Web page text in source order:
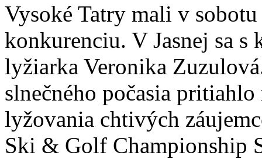
Vysoké Tatry mali v
konkurenciu. V Jasnej sa s
lyžiarka Veronika
slnečného počasia
lyžovania chtivých
Ski & Golf Championship